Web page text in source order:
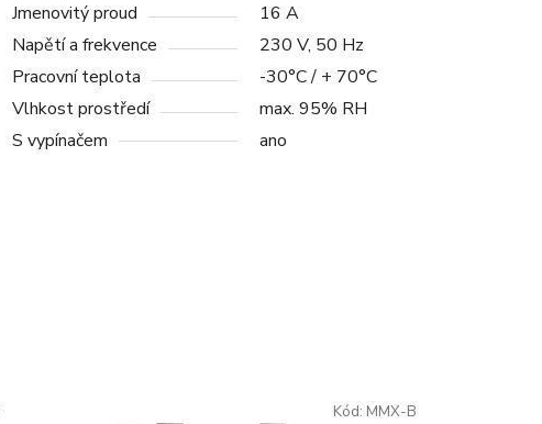
Jmenovitý proud
16 A
Napětí a frekvence
230 V, 50 Hz
Pracovní teplota
-30°C / + 70°C
Vlhkost prostředí
max. 95% RH
S vypínačem
ano
Kód: MMX-B